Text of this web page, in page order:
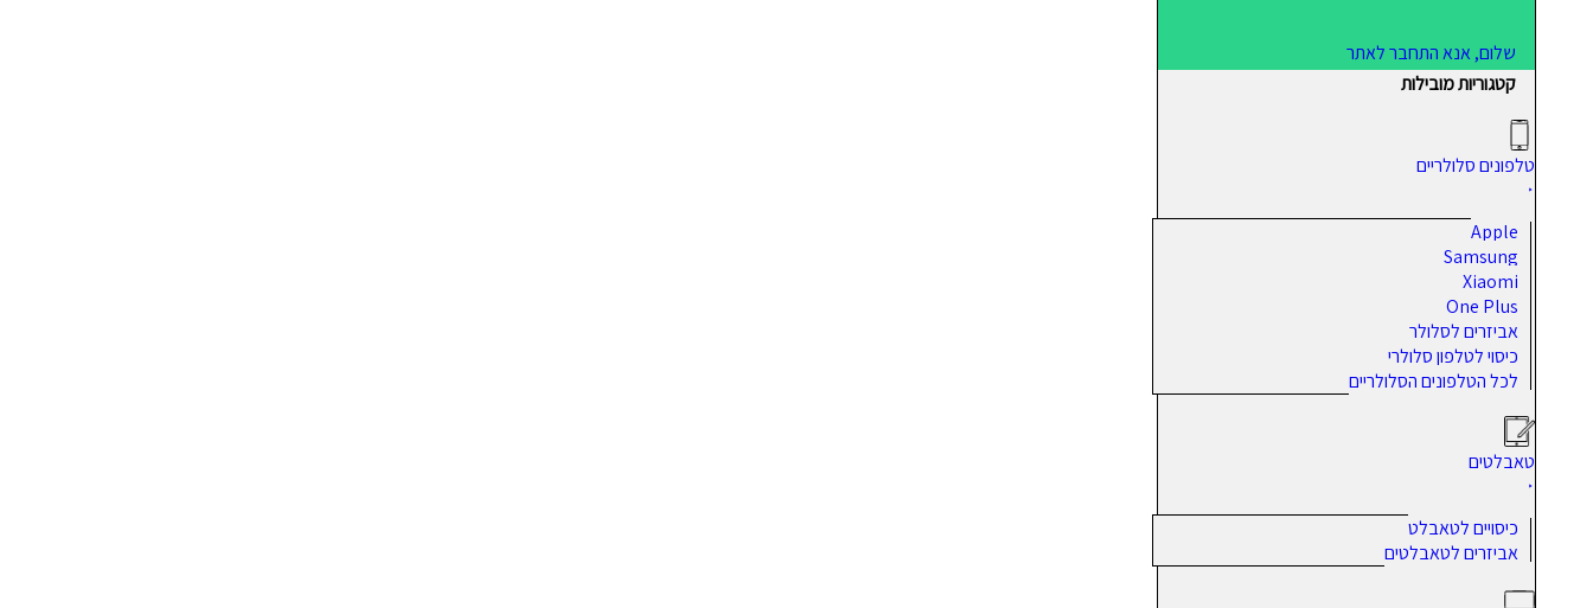
שלום, אנא התחבר לאתר
קטגוריות מובילות
טלפונים סלולריים
Apple
Samsung
Xiaomi
One Plus
אביזרים לסלולר
כיסוי לטלפון סלולרי
לכל הטלפונים הסלולריים
טאבלטים
כיסויים לטאבלט
אביזרים לטאבלטים